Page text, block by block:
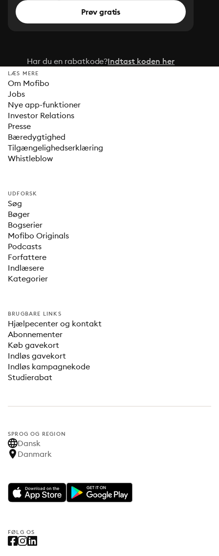
Prøv gratis
Har du en rabatkode?Indtast koden her
LÆS MERE
Om Mofibo
Jobs
Nye app-funktioner
Investor Relations
Presse
Bæredygtighed
Tilgængelighedserklæring
Whistleblow
UDFORSK
Søg
Bøger
Bogserier
Mofibo Originals
Podcasts
Forfattere
Indlæsere
Kategorier
BRUGBARE LINKS
Hjælpecenter og kontakt
Abonnementer
Køb gavekort
Indløs gavekort
Indløs kampagnekode
Studierabat
SPROG OG REGION
Dansk
Danmark
FØLG OS